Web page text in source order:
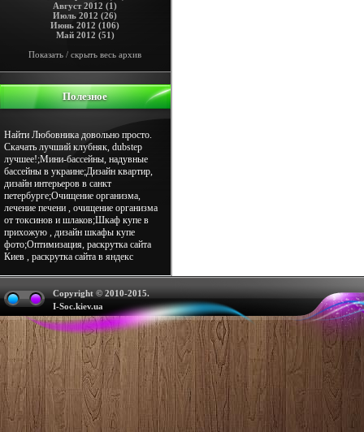
Август 2012 (1)
Июль 2012 (26)
Июнь 2012 (106)
Май 2012 (51)
Показать / скрыть весь архив
Полезное
Найти Любовника довольно просто.
Скачать лучший клубняк, dubstep
лучшее!;Мини-бассейны, надувные
бассейны в украине;Дизайн квартир,
дизайн интерьеров в санкт
петербурге;Очищение организма,
лечение печени , очищение организма
от токсинов и шлаков;Шкаф купе в
прихожую , дизайн шкафы купе
фото;Оптимизация, раскрутка сайта
Киев , раскрутка сайта в яндекс
Copyright © 2010-2015.
I-Soc.kiev.ua